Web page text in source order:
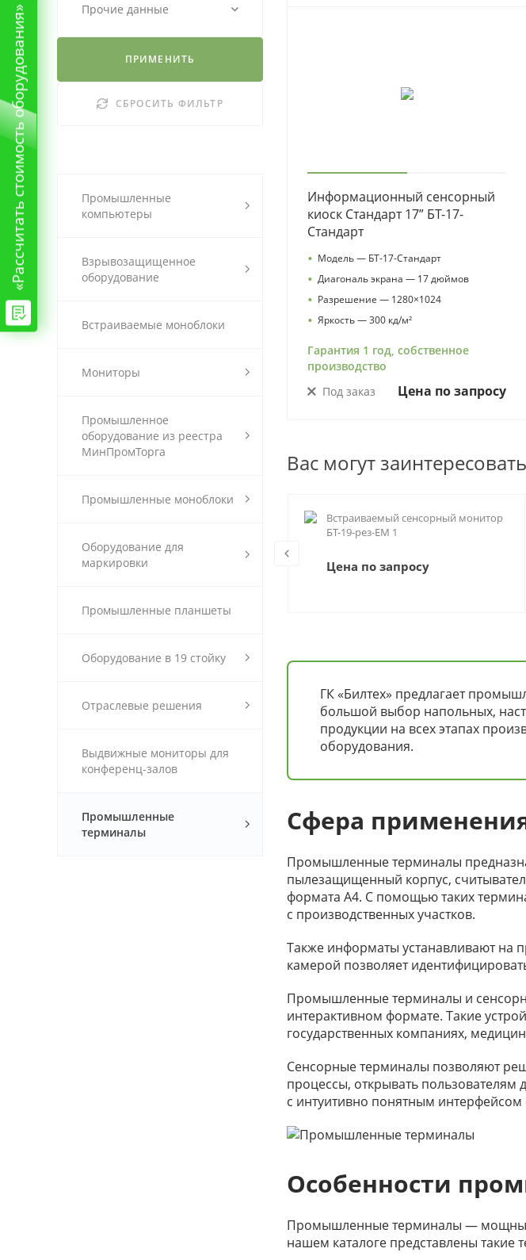
Прочие данные
ПРИМЕНИТЬ
СБРОСИТЬ ФИЛЬТР
Промышленные
компьютеры
Взрывозащищенное
оборудование
Встраиваемые моноблоки
Мониторы
Промышленное
оборудование из реестра
МинПромТорга
Промышленные моноблоки
Оборудование для
маркировки
Промышленные планшеты
Оборудование в 19 стойку
Отраслевые решения
Выдвижные мониторы для
конференц-залов
Промышленные
терминалы
Информационный сенсорный
киоск Стандарт 17” БТ-17-
Стандарт
• Модель — БТ-17-Стандарт
• Диагональ экрана — 17 дюймов
• Разрешение — 1280×1024
• Яркость — 300 кд/м²
Гарантия 1 год, собственное
производство
Под заказ
Цена по запросу
Вас могут заинтересовать
рез-ПК
Цена по запросу
Встраиваемый сенсорный монитор
БТ-19-рез-ЕМ 1
Цена по запросу
ГК «Билтех» предлагает
большой выбор напольных,
продукции на всех этапах
оборудования.
Сфера
Промышленные терминалы
пылезащищенный корпус,
формата А4. С помощью таких
с производственных участков.
Также информаты устанавливают на
камерой позволяет
Промышленные терминалы и
интерактивном формате. Такие
государственных компаниях,
Сенсорные терминалы позволяют
процессы, открывать
с интуитивно понятным
Особенности
Промышленные терминалы —
нашем каталоге представлены такие
«Рассчитать стоимость оборудования»